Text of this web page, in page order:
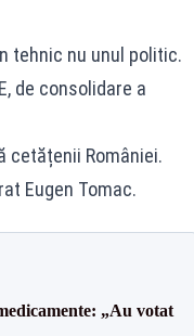
tehnic nu unul politic.
de consolidare a
cetățenii României.
Eugen Tomac.
„Au votat